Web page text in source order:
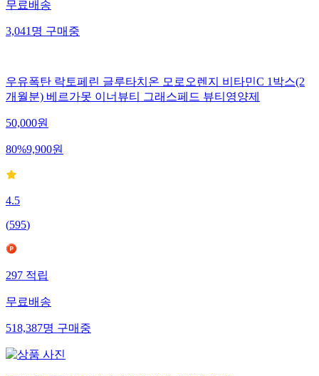
무료배송
3,041명구매중
우유폭탄 락토페린 글루타치온 모로오렌지 비타민C 1박스(2
개월분) 베르가못 이너뷰티 그래스페드 뷰티영양제
50,000원
80%9,900원
4.5
(595)
297적립
무료배송
518,387명구매중